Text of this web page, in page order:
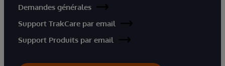
Demandes générales
Support TrakCare par email
Support Produits par email